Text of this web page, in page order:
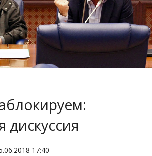
дискуссия
17:40